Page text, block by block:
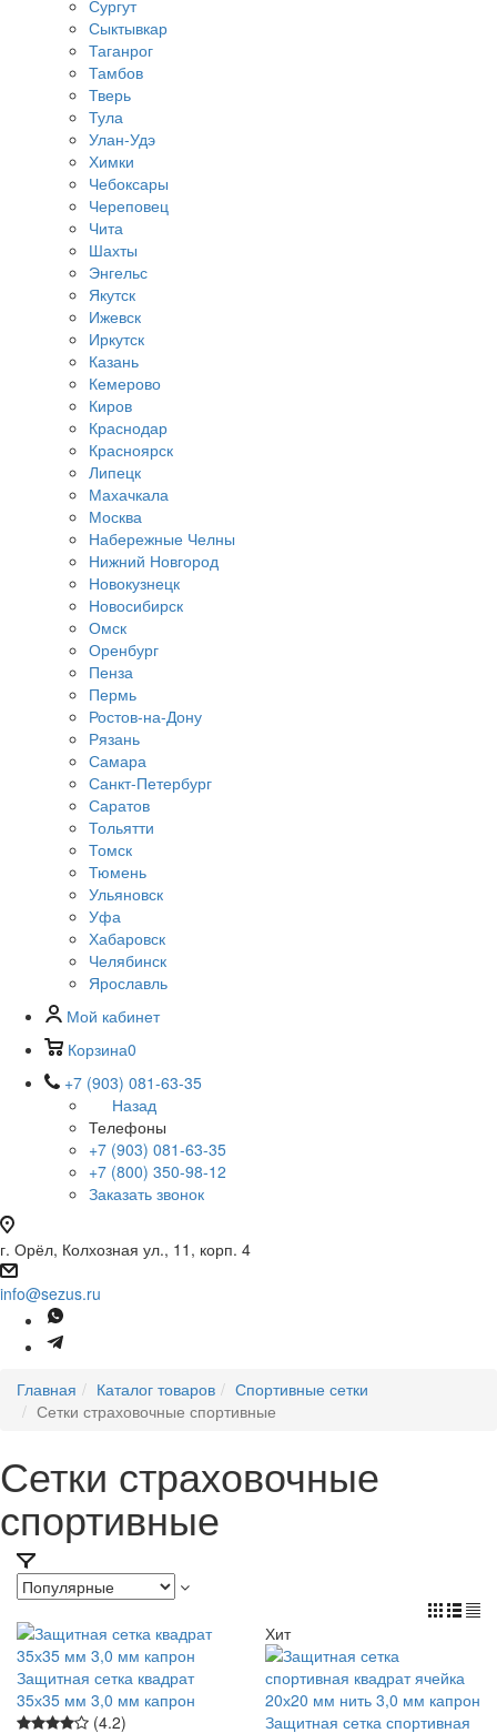
Сургут
Сыктывкар
Таганрог
Тамбов
Тверь
Тула
Улан-Удэ
Химки
Чебоксары
Череповец
Чита
Шахты
Энгельс
Якутск
Ижевск
Иркутск
Казань
Кемерово
Киров
Краснодар
Красноярск
Липецк
Махачкала
Москва
Набережные Челны
Нижний Новгород
Новокузнецк
Новосибирск
Омск
Оренбург
Пенза
Пермь
Ростов-на-Дону
Рязань
Самара
Санкт-Петербург
Саратов
Тольятти
Томск
Тюмень
Ульяновск
Уфа
Хабаровск
Челябинск
Ярославль
Мой кабинет
Корзина0
+7 (903) 081-63-35
Назад
Телефоны
+7 (903) 081-63-35
+7 (800) 350-98-12
Заказать звонок
г. Орёл, Колхозная ул., 11, корп. 4
info@sezus.ru
Главная Каталог товаров
Спортивные сетки
Сетки страховочные спортивные
Сетки страховочные
спортивные
Защитная сетка квадрат
35х35 мм 3,0 мм капрон
(4.2)
Хит
Защитная сетка спортивная